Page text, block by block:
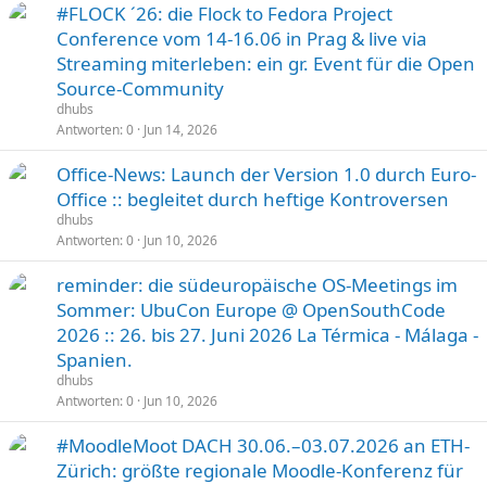
#FLOCK ´26: die Flock to Fedora Project
Conference vom 14-16.06 in Prag & live via
Streaming miterleben: ein gr. Event für die Open
Source-Community
dhubs
Antworten 0 Jun 14, 2026
Office-News: Launch der Version 1.0 durch Euro-
Office :: begleitet durch heftige Kontroversen
dhubs
Antworten 0 Jun 10, 2026
reminder: die südeuropäische OS-Meetings im
Sommer: UbuCon Europe @ OpenSouthCode
2026 :: 26. bis 27. Juni 2026 La Térmica - Málaga -
Spanien.
dhubs
Antworten 0 Jun 10, 2026
#MoodleMoot DACH 30.06.–03.07.2026 an ETH-
Zürich: größte regionale Moodle-Konferenz für